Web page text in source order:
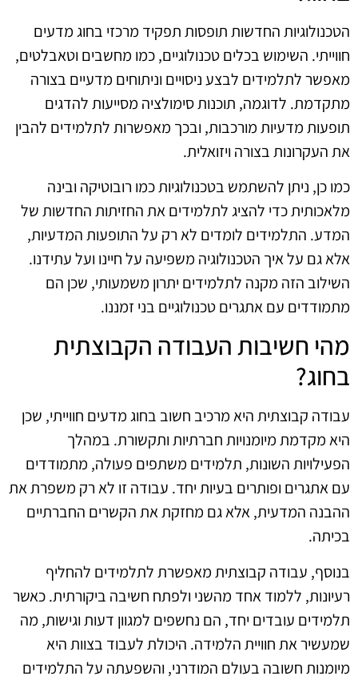
הטכנולוגיות החדשות תופסות תפקיד מרכזי בחוג מדעים
חווייתי. השימוש בכלים טכנולוגיים, כמו מחשבים וטאבלטים,
מאפשר לתלמידים לבצע ניסויים וניתוחים מדעיים בצורה
מתקדמת. לדוגמה, תוכנות סימולציה מסייעות להדגים
תופעות מדעיות מורכבות, ובכך מאפשרות לתלמידים להבין
את העקרונות בצורה ויזואלית.
כמו כן, ניתן להשתמש בטכנולוגיות כמו רובוטיקה ובינה
מלאכותית כדי להציג לתלמידים את החזיתות החדשות של
המדע. התלמידים לומדים לא רק על התופעות המדעיות,
אלא גם על איך הטכנולוגיה משפיעה על חיינו ועל עתידנו.
השילוב הזה מקנה לתלמידים יתרון משמעותי, שכן הם
מתמודדים עם אתגרים טכנולוגיים בני זמננו.
מהי חשיבות העבודה הקבוצתית
בחוג?
עבודה קבוצתית היא מרכיב חשוב בחוג מדעים חווייתי, שכן
היא מקדמת מיומנויות חברתיות ותקשורת. במהלך
הפעילויות השונות, תלמידים משתפים פעולה, מתמודדים
עם אתגרים ופותרים בעיות יחד. עבודה זו לא רק משפרת את
ההבנה המדעית, אלא גם מחזקת את הקשרים החברתיים
בכיתה.
בנוסף, עבודה קבוצתית מאפשרת לתלמידים להחליף
רעיונות, ללמוד אחד מהשני ולפתח חשיבה ביקורתית. כאשר
תלמידים עובדים יחד, הם נחשפים למגוון דעות וגישות, מה
שמעשיר את חוויית הלמידה. היכולת לעבוד בצוות היא
מיומנות חשובה בעולם המודרני, והשפעתה על התלמידים